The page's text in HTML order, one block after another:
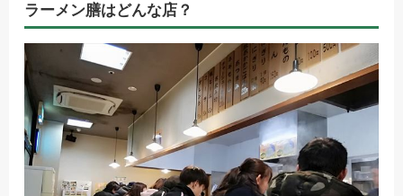
ラーメン膳はどんな店？